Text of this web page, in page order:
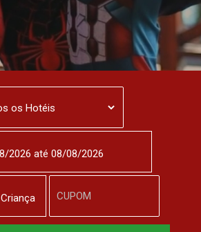
Criança